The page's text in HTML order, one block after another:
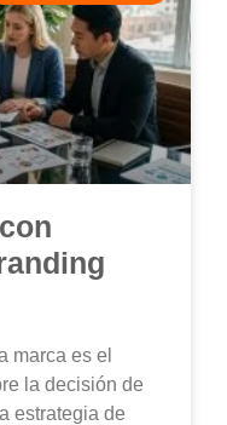
marca es el
la decisión de
estrategia de